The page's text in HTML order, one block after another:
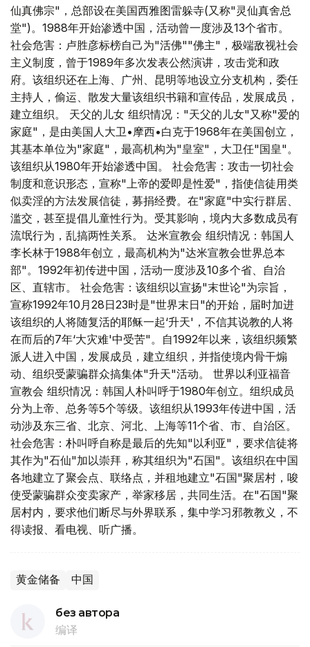
仙真佛宗"，总部设在美国西雅图雷躲寺(又称"灵仙真舍总
堂")。1988年开始渗透中国，活动曾一度涉及13个省市。
社会危害：卢胜彦标榜自己为"活佛""佛主"，极端敌视社会
主义制度，曾于1989年多次发表公然演讲，攻击党和政
府。该组织还在上海、广州、昆明等地设立分支机构，委任
主持人，偷运、散发大量该组织书籍和宣传品，发展成员，
建立组织。 天父的儿女 组织情况："天父的儿女"又称"爱的
家庭"，是由美国人大卫•摩西•白克于1968年在美国创立，
其基本单位为"家庭"，最高机构为"皇室"，大卫任"国皇"。
该组织从1980年开始渗透中国。 社会危害：攻击一切社会
制度和意识形态，宣称"上帝的爱即是性爱"，指使信徒用类
似卖淫的方法发展信徒，募捐经费。在"家庭"中实行群居、
滥交，甚至提倡儿童性行为。受其影响，境内大多数成员有
流氓行为，乱搞两性关系。 达米宣教会 组织情况：韩国人
李长林于1988年创立，最高机构为"达米宣教会世界总本
部"。1992年初传进中国，活动一度涉及10多个省、自治
区、直辖市。 社会危害：该组织以宣扬"末世论"为宗旨，
宣称1992年10月28日23时是"世界末日"的开始，届时加进
该组织的人将随复活的耶稣一起‘升天'，不信其说教的人将
在而后的7年‘大灾难'中受苦"。自1992年以来，该组织频繁
派人进入中国，发展成员，建立组织，并指使境内骨干煽
动、组织受蒙骗群众搞集体"升天"活动。 世界以利亚福音
宣教会 组织情况：韩国人朴叫呼于1980年创立。组织成员
分为上帝、总务等5个等级。该组织从1993年传进中国，活
动涉及东三省、北京、河北、上海等11个省、市、自治区。
社会危害：朴叫呼自称是最后的先知"以利亚"，要求信徒将
其作为"石仙"加以崇拜，称其组织为"石国"。该组织在中国
各地建立了聚会点、联络点，并租地建立"石国"聚居村，唆
使受蒙骗群众变卖家产，举家移居，共同生活。在"石国"聚
居村内，要求他们断尽与外界联系，集中学习邪教教义，不
得读报、看电视、听广播。
黄金储备 中国
без автора
编译